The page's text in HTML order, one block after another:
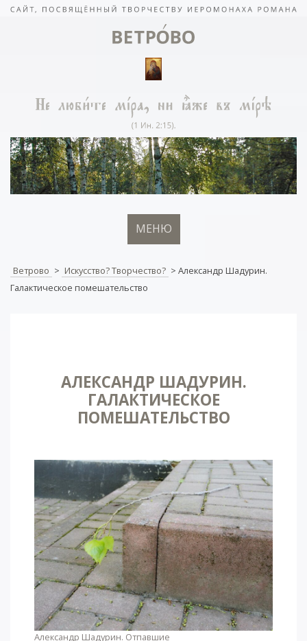
МЕНЮ
Ветрово > Искусство? Творчество? > Александр Шадурин.
Галактическое помешательство
АЛЕКСАНДР ШАДУРИН.
ГАЛАКТИЧЕСКОЕ
ПОМЕШАТЕЛЬСТВО
Александр Шадурин. Отпавшие